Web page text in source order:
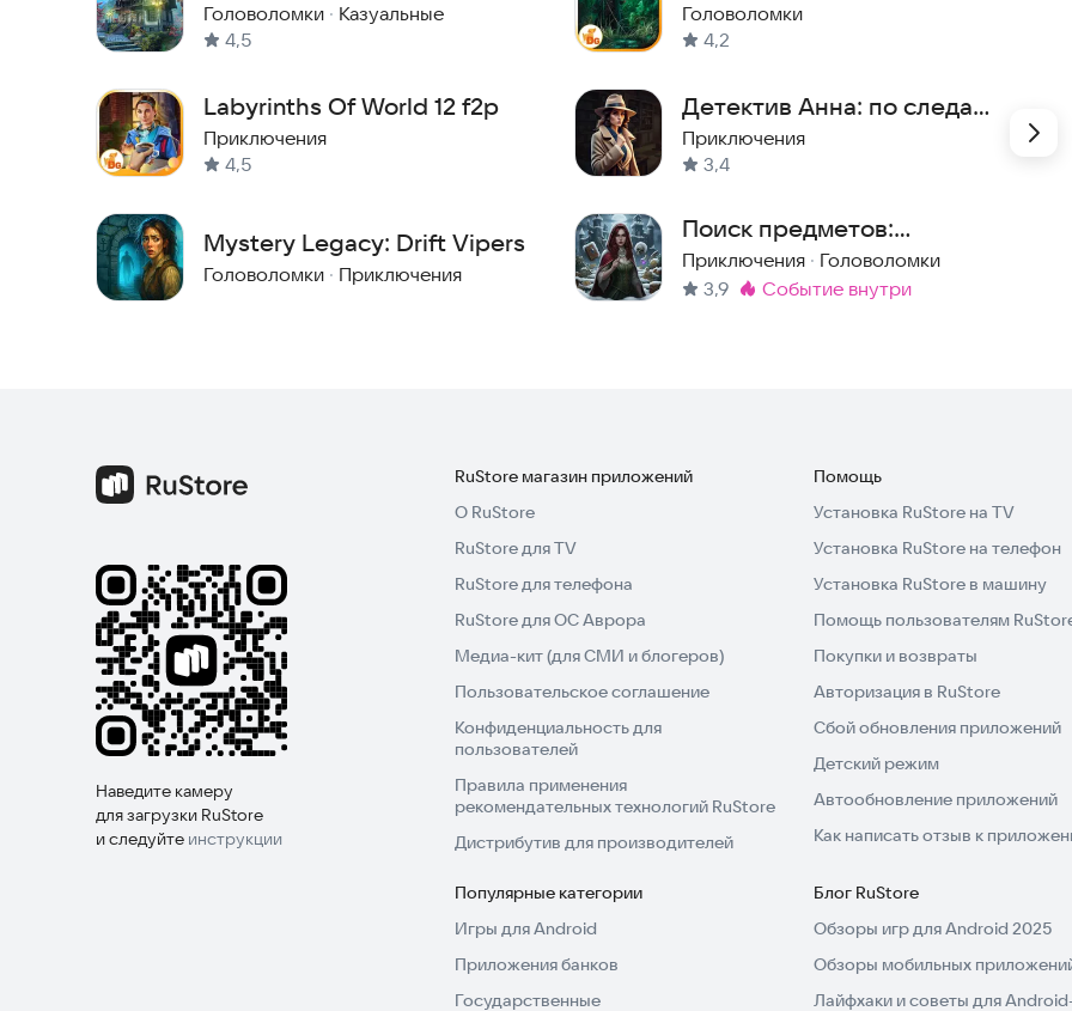
Головоломки · Казуальные
4,5
Labyrinths Of World 12 f2p
Приключения
4,5
Mystery Legacy: Drift Vipers
Головоломки · Приключения
Головоломки
4,2
Детектив Анна: по следам
тайны
Приключения
3,4
Поиск предметов:
Наследие крови. Находи
предметы
Приключения · Головоломки
3,9
Метка:
событие внутри
Наведите камеру
для загрузки RuStore
и следуйте инструкции
RuStore магазин приложений
О RuStore
RuStore для TV
RuStore для телефона
RuStore для ОС Аврора
Медиа-кит (для СМИ и блогеров)
Пользовательское соглашение
Конфиденциальность для
пользователей
Правила применения
рекомендательных технологий RuStore
Дистрибутив для производителей
Помощь
Установка RuStore на TV
Установка RuStore на телефон
Установка RuStore в машину
Помощь пользователям
Покупки и возвраты
Авторизация в RuStore
Сбой обновления приложений
Детский режим
Автообновление приложений
Как написать отзыв к
Популярные категории
Игры для Android
Приложения банков
Государственные
Блог RuStore
Обзоры игр для Android 2025
Обзоры мобильных
Лайфхаки и советы для